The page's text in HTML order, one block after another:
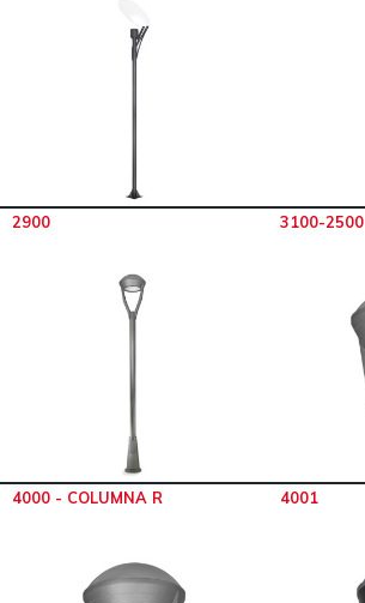
2900 3100-2500
4000 - COLUMNA R 4001